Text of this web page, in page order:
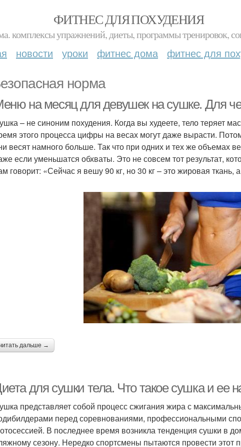
ФИТНЕС ДЛЯ ПОХУДЕНИЯ
комплексы упражнений, диеты, программы тренировок,
новости уроки фитнес дома фитнес для
норма
на месяц для девушек на сушке. Для
– не синоним похудения. Когда вы худеете, тело теряет
этого процесса цифры на весах могут даже вырасти.
весят намного больше. Так что при одних и тех же объемах
если уменьшатся обхваты. Это не совсем тот результат,
говорит: «Сейчас я вешу 90 кг, но 30 кг – это жировая
дальше →
для сушки тела. Что такое сушка и ее
представляет собой процесс сжигания жира с
перед соревнованиями, профессиональными
В последнее время возникла тенденция сушки в
сезону. Нередко спортсмены пытаются провести этот